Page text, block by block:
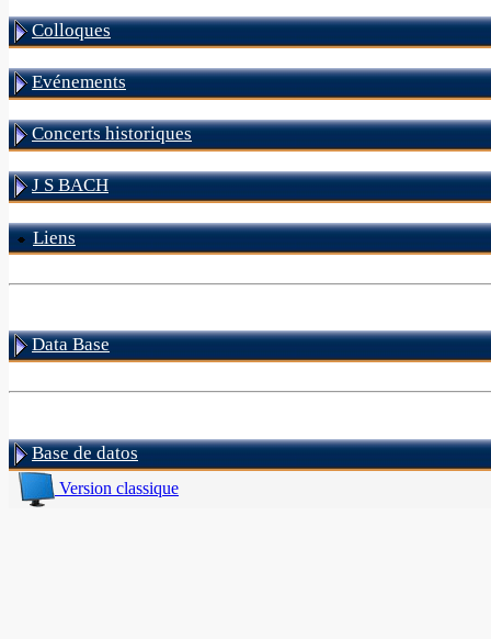
Colloques
Evénements
Concerts historiques
J S BACH
Liens
Data Base
Base de datos
Version classique